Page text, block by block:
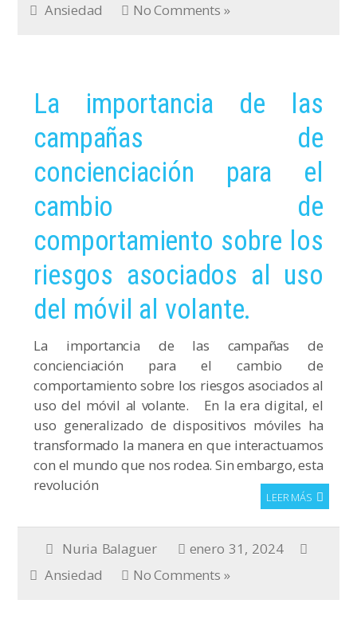
Ansiedad
No Comments »
La importancia de las
campañas de
concienciación para el
cambio de
comportamiento sobre los
riesgos asociados al uso
del móvil al volante.
La importancia de las campañas de
concienciación para el cambio de
comportamiento sobre los riesgos asociados al
uso del móvil al volante. En la era digital, el
uso generalizado de dispositivos móviles ha
transformado la manera en que interactuamos
con el mundo que nos rodea. Sin embargo, esta
revolución
LEER MÁS
Nuria Balaguer
enero 31, 2024
Ansiedad
No Comments »